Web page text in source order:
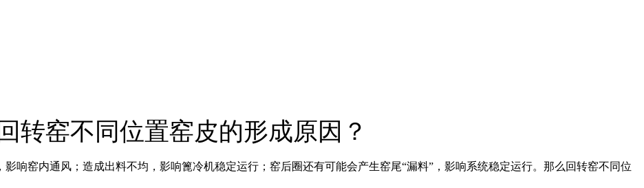
回转窑不同位置窑皮的形成原因？
响窑内通风；造成出料不均，影响篦冷机稳定运行；窑后圈还有可能会产生窑尾“漏料”，影响系统稳定运行。那么回转窑不同位